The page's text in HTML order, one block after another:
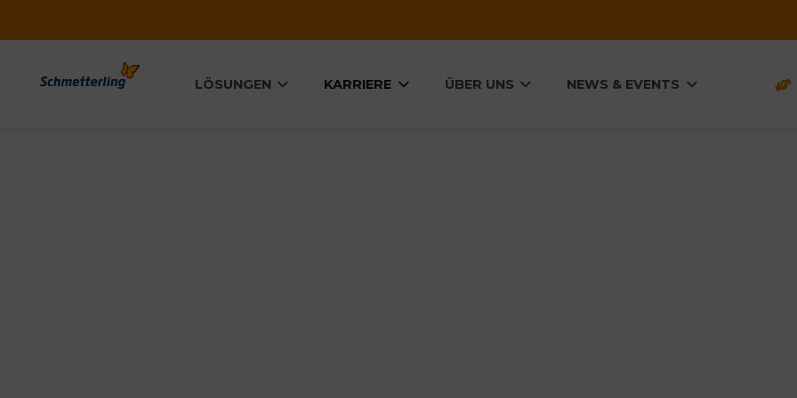
LÖSUNGEN KARRIERE ÜBER UNS NEWS & EVENTS